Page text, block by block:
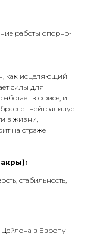
работы опорно-
как исцеляющий
силы для
в офисе, и
нейтрализует
в жизни,
на страже
стабильность,
Цейлона в Европу